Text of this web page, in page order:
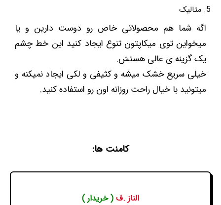
متالیک
اگه شما هم محصولاتی خاص رو دوست دارین و یا
میخواین توی میکاپتون تنوع ایجاد کنید این خط چشم
یک گزینه ی عالی هستش.
خیلی سریع خشک میشه و کثیفی و لکی ایجاد نمیکنه و
میتونید با خیال راحت روزانه اون رو استفاده کنید.
کامنت ها:
الناز .ف ( خریدار )